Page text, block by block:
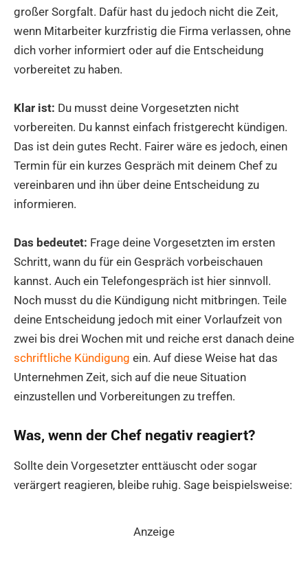
großer Sorgfalt. Dafür hast du jedoch nicht die Zeit,
wenn Mitarbeiter kurzfristig die Firma verlassen, ohne
dich vorher informiert oder auf die Entscheidung
vorbereitet zu haben.
Klar ist: Du musst deine Vorgesetzten nicht
vorbereiten. Du kannst einfach fristgerecht kündigen.
Das ist dein gutes Recht. Fairer wäre es jedoch, einen
Termin für ein kurzes Gespräch mit deinem Chef zu
vereinbaren und ihn über deine Entscheidung zu
informieren.
Das bedeutet: Frage deine Vorgesetzten im ersten
Schritt, wann du für ein Gespräch vorbeischauen
kannst. Auch ein Telefongespräch ist hier sinnvoll.
Noch musst du die Kündigung nicht mitbringen. Teile
deine Entscheidung jedoch mit einer Vorlaufzeit von
zwei bis drei Wochen mit und reiche erst danach deine
schriftliche Kündigung ein. Auf diese Weise hat das
Unternehmen Zeit, sich auf die neue Situation
einzustellen und Vorbereitungen zu treffen.
Was, wenn der Chef negativ reagiert?
Sollte dein Vorgesetzter enttäuscht oder sogar
verärgert reagieren, bleibe ruhig. Sage beispielsweise:
Anzeige